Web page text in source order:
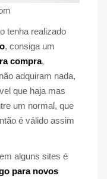
tenha realizado
, consiga um
compra,
adquiram nada,
que haja mas
um normal, que
é válido assim
alguns sites é
para novos